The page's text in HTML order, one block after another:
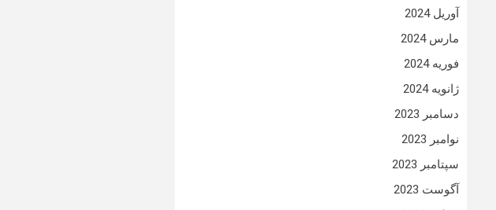
آوریل 2024
مارس 2024
فوریه 2024
ژانویه 2024
دسامبر 2023
نوامبر 2023
سپتامبر 2023
آگوست 2023